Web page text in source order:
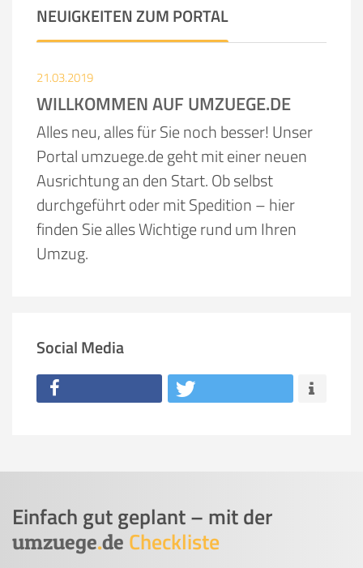
NEUIGKEITEN ZUM PORTAL
21.03.2019
WILLKOMMEN AUF UMZUEGE.DE
Alles neu, alles für Sie noch besser! Unser
Portal umzuege.de geht mit einer neuen
Ausrichtung an den Start. Ob selbst
durchgeführt oder mit Spedition – hier
finden Sie alles Wichtige rund um Ihren
Umzug.
Social Media
Einfach gut geplant – mit der
umzuege.de Checkliste